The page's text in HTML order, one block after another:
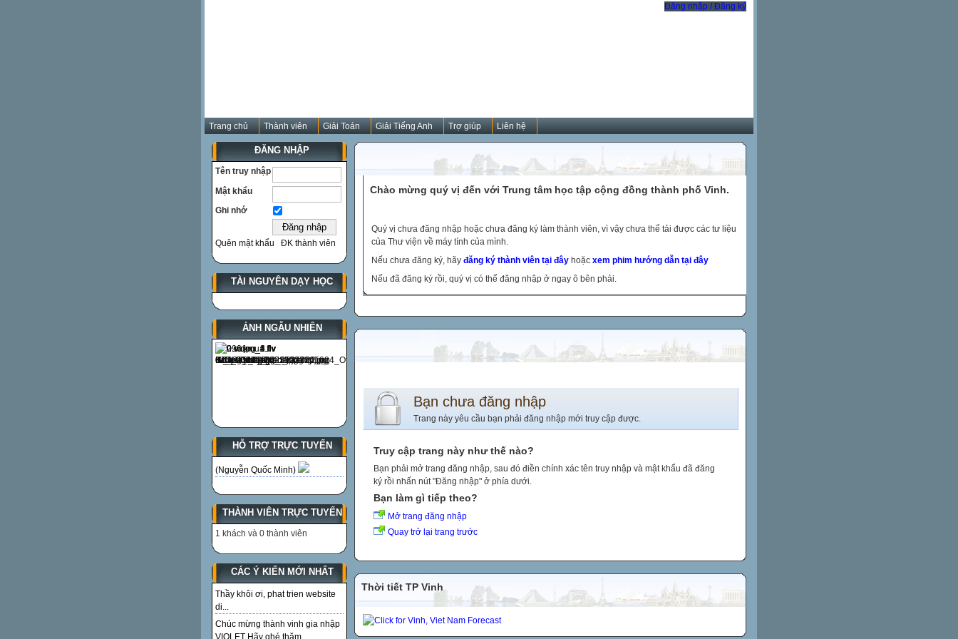
Đăng nhập / Đăng ký
Trang chủ Thành viên Giải Toán Giải Tiếng Anh Trợ giúp Liên hệ
ĐĂNG NHẬP
Tên truy nhập
Mật khẩu
Ghi nhớ
Quên mật khẩu ĐK thành viên
TÀI NGUYÊN DẠY HỌC
ẢNH NGẪU NHIÊN
HỖ TRỢ TRỰC TUYẾN
(Nguyễn Quốc Minh)
THÀNH VIÊN TRỰC TUYẾN
1 khách và 0 thành viên
CÁC Ý KIẾN MỚI NHẤT
Thầy khôi ơi, phat trien website
di...
Chúc mừng thành vinh gia nhập
VIOLET Hãy ghé thăm...
Chào mừng quý vị đến với Trung tâm học tập cộng đồng thành phố Vinh.
Quý vị chưa đăng nhập hoặc chưa đăng ký làm thành viên, vì vậy chưa thể tải được các tư liệu
của Thư viện về máy tính của mình.
Nếu chưa đăng ký, hãy đăng ký thành viên tại đây hoặc xem phim hướng dẫn tại đây
Nếu đã đăng ký rồi, quý vị có thể đăng nhập ở ngay ô bên phải.
Bạn chưa đăng nhập
Trang này yêu cầu bạn phải đăng nhập mới truy cập được.
Truy cập trang này như thế nào?
Bạn phải mở trang đăng nhập, sau đó điền chính xác tên truy nhập và mật khẩu đã đăng
ký rồi nhấn nút "Đăng nhập" ở phía dưới.
Bạn làm gì tiếp theo?
Mở trang đăng nhập
Quay trở lại trang trước
Thời tiết TP Vinh